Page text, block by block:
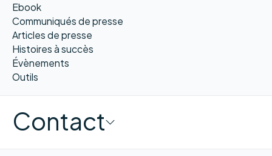
Ebook
Communiqués de presse
Articles de presse
Histoires à succès
Évènements
Outils
Contact